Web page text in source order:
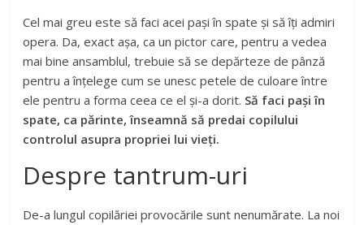
Cel mai greu este să faci acei pași în spate și să îți admiri
opera. Da, exact așa, ca un pictor care, pentru a vedea
mai bine ansamblul, trebuie să se depărteze de pânză
pentru a înțelege cum se unesc petele de culoare între
ele pentru a forma ceea ce el și-a dorit. Să faci pași în
spate, ca părinte, înseamnă să predai copilului
controlul asupra propriei lui vieți.
Despre tantrum-uri
De-a lungul copilăriei provocările sunt nenumărate. La noi